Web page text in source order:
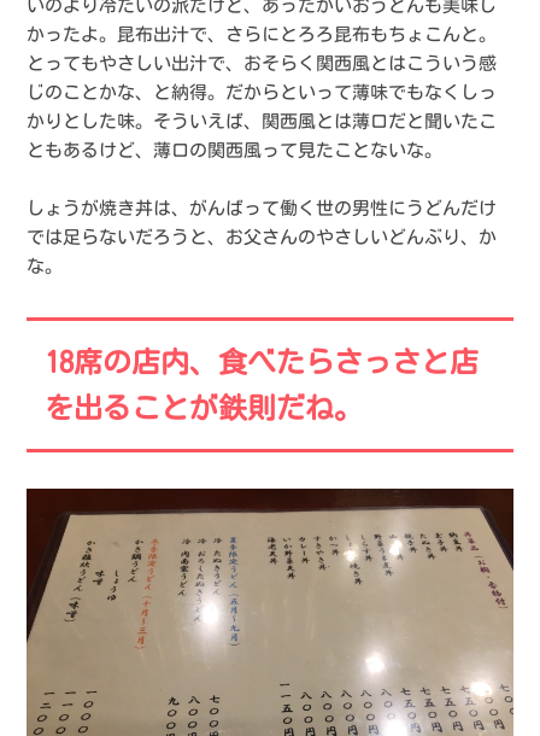
いのより冷たいの派だけど、あったかいおうどんも美味し
かったよ。昆布出汁で、さらにとろろ昆布もちょこんと。
とってもやさしい出汁で、おそらく関西風とはこういう感
じのことかな、と納得。だからといって薄味でもなくしっ
かりとした味。そういえば、関西風とは薄口だと聞いたこ
ともあるけど、薄口の関西風って見たことないな。
しょうが焼き丼は、がんばって働く世の男性にうどんだけ
では足らないだろうと、お父さんのやさしいどんぶり、か
な。
18席の店内、食べたらさっさと店
を出ることが鉄則だね。